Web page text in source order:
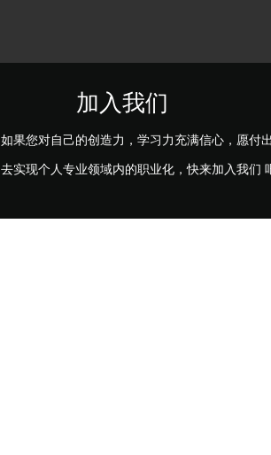
加入我们
如果您对自己的创造力，学习力充满信心，愿付
去实现个人专业领域内的职业化，快来加入我们